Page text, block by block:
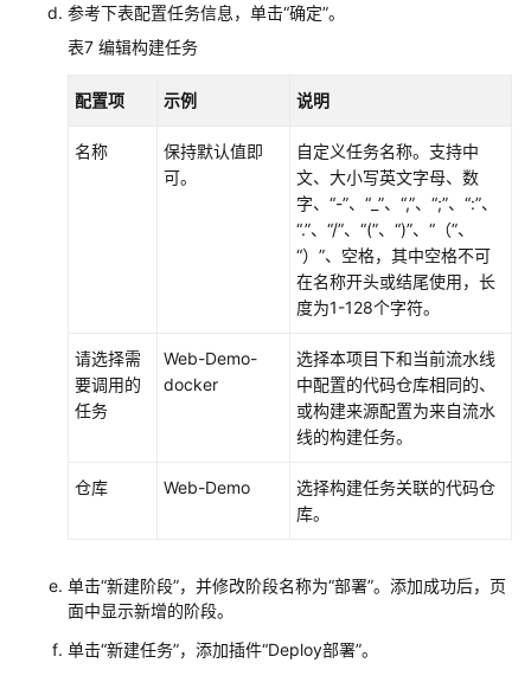
参考下表配置任务信息，单击“确定”。
表7 编辑构建任务
配置项 示例 说明
名称
保持默认值即
可。
自定义任务名称。支持中
文、大小写英文字母、数
字、“-”、“_”、“,”、“;”、“:”、
“.”、“/”、“(”、“)”、“（”、
“）”、空格，其中空格不可
在名称开头或结尾使用，长
度为1-128个字符。
请选择需
要调用的
任务
Web-Demo-
docker
选择本项目下和当前流水线
中配置的代码仓库相同的、
或构建来源配置为来自流水
线的构建任务。
仓库 Web-Demo
选择构建任务关联的代码仓
库。
单击“新建阶段”，并修改阶段名称为“部署”。添加成功后，页
面中显示新增的阶段。
单击“新建任务”，添加插件“Deploy部署”。